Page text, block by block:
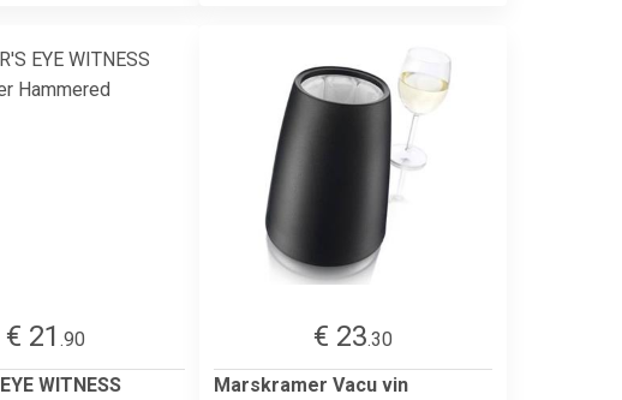
€ 21 .90
WITNESS
€ 23.30
Marskramer Vacu vin